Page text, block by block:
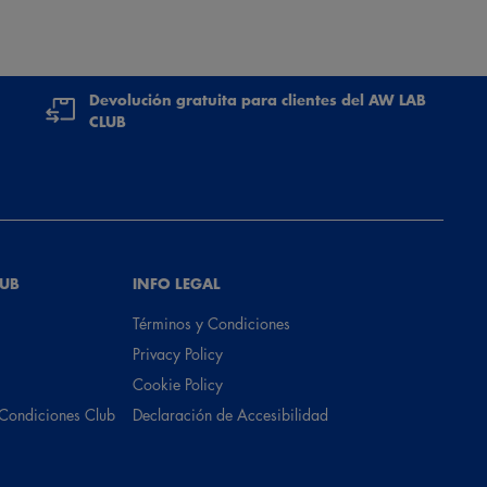
Devolución gratuita para clientes del AW LAB
CLUB
Club
INFO LEGAL
Términos y Condiciones
Privacy Policy
Cookie Policy
Declaración de Accesibilidad